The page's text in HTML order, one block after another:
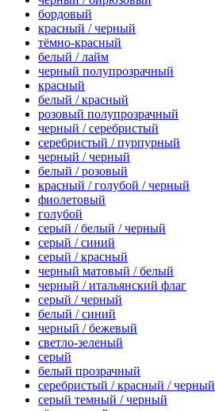
бордовый
красный / черный
тёмно-красный
белый / лайм
черный полупрозрачный
красный
белый / красный
розовый полупрозрачный
черный / серебристый
серебристый / пурпурный
черный / черный
белый / розовый
красный / голубой / черный
фиолетовый
голубой
серый / белый / черный
серый / синий
серый / красный
черный матовый / белый
черный / итальянский флаг
серый / черный
белый / синий
черный / бежевый
светло-зеленый
серый
белый прозрачный
серебристый / красный / черный
серый темный / черный